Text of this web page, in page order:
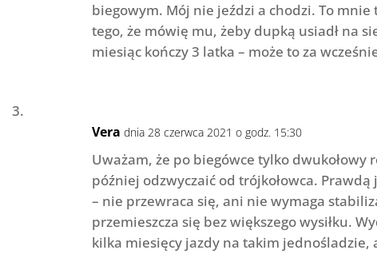
biegowym. Mój nie jeździ a chodzi. To
tego, że mówię mu, żeby dupką usiadł na
miesiąc kończy 3 latka – może to za
Vera dnia 28 czerwca 2021 o godz. 15:30
Uważam, że po biegówce tylko dwukołowy
później odzwyczaić od trójkołowca.
– nie przewraca się, ani nie wymaga
przemieszcza się bez większego wysiłku.
kilka miesięcy jazdy na takim jednośladzie,